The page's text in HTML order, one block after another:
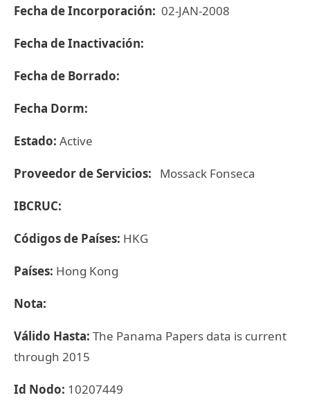
Fecha de Incorporación: 02-JAN-2008
Fecha de Inactivación:
Fecha de Borrado:
Fecha Dorm:
Estado: Active
Proveedor de Servicios: Mossack Fonseca
IBCRUC:
Códigos de Países: HKG
Países: Hong Kong
Nota:
Válido Hasta: The Panama Papers data is current
through 2015
Id Nodo: 10207449